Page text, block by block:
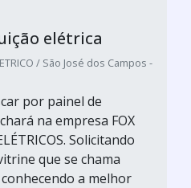
elétrica
/ São José dos Campos -
por painel de
na empresa FOX
Solicitando
que se chama
a melhor